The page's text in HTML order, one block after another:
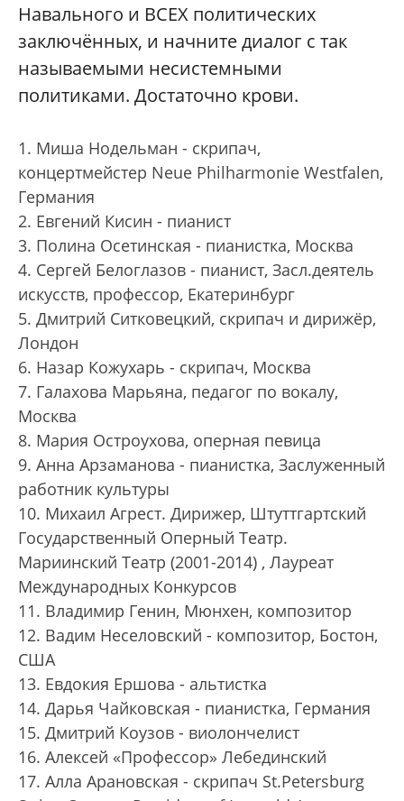
Навального и ВСЕХ политических
заключённых, и начните диалог с так
называемыми несистемными
политиками. Достаточно крови.
1. Миша Нодельман - скрипач,
концертмейстер Neue Philharmonie Westfalen,
Германия
2. Евгений Кисин - пианист
3. Полина Осетинская - пианистка, Москва
4. Сергей Белоглазов - пианист, Засл.деятель
искусств, профессор, Екатеринбург
5. Дмитрий Ситковецкий, скрипач и дирижёр,
Лондон
6. Назар Кожухарь - скрипач, Москва
7. Галахова Марьяна, педагог по вокалу,
Москва
8. Мария Остроухова, оперная певица
9. Анна Арзаманова - пианистка, Заслуженный
работник культуры
10. Михаил Агрест. Дирижер, Штуттгартский
Государственный Оперный Театр.
Мариинский Театр (2001-2014) , Лауреат
Международных Конкурсов
11. Владимир Генин, Мюнхен, композитор
12. Вадим Неселовский - композитор, Бостон,
США
13. Евдокия Ершова - альтистка
14. Дарья Чайковская - пианистка, Германия
15. Дмитрий Коузов - виолончелист
16. Алексей «Профессор» Лебединский
17. Алла Арановская - скрипач St.Petersburg